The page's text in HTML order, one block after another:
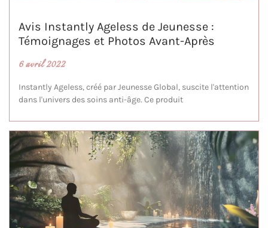
Avis Instantly Ageless de Jeunesse :
Témoignages et Photos Avant-Après
6 avril 2022
Instantly Ageless, créé par Jeunesse Global, suscite l'attention
dans l'univers des soins anti-âge. Ce produit